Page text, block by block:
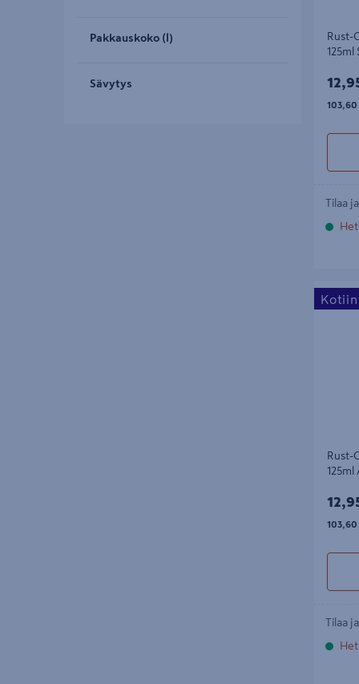
Pakkauskoko (l)
Sävytys
Rust-
125ml
103,60
Tilaa
Rust-
Rust-
103,60
Tilaa